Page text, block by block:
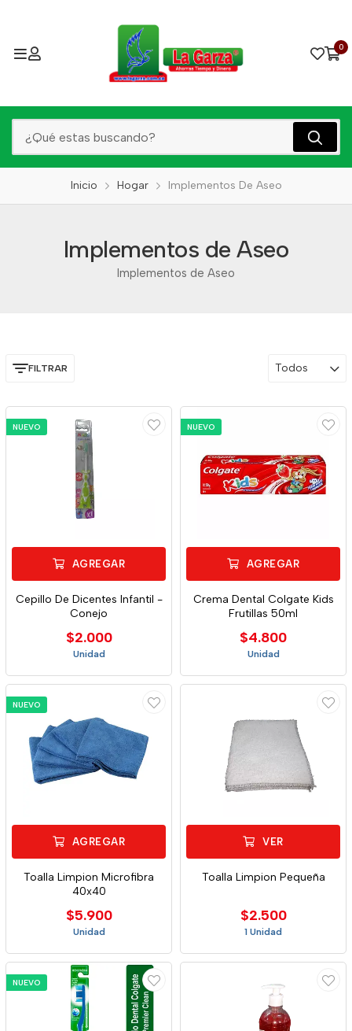
0
Inicio Hogar Implementos De Aseo
Implementos de Aseo
Implementos de Aseo
FILTRAR Todos
NUEVO
AGREGAR
Cepillo De Dicentes Infantil -
Conejo
$2.000
Unidad
NUEVO
AGREGAR
Crema Dental Colgate Kids
Frutillas 50ml
$4.800
Unidad
NUEVO
AGREGAR
Toalla Limpion Microfibra
40x40
$5.900
Unidad
VER
Toalla Limpion Pequeña
$2.500
1 Unidad
NUEVO